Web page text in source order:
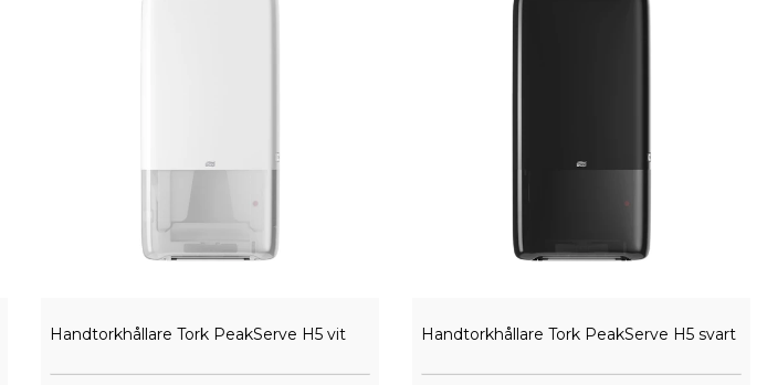
Handtorkhållare Tork PeakServe H5 vit Handtorkhållare Tork PeakServe H5 svart